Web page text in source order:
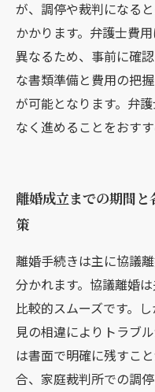
が、調停や裁判になる
かかります。弁護士費
異なるため、事前に確
な書類準備と費用の把
が可能となります。弁
なく進めることをおすす
離婚成立までの期間
策
離婚手続きは主に協議
分かれます。協議離婚
比較的スムーズです。
見の相違によりトラブ
は書面で明確に残すこ
合、家庭裁判所での調